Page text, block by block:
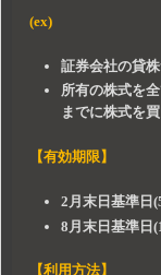
(ex)
証券会社の貸
所有の株式を
までに株式を
【有効期限】
2月末日基準日
8月末日基準日
【利用方法】